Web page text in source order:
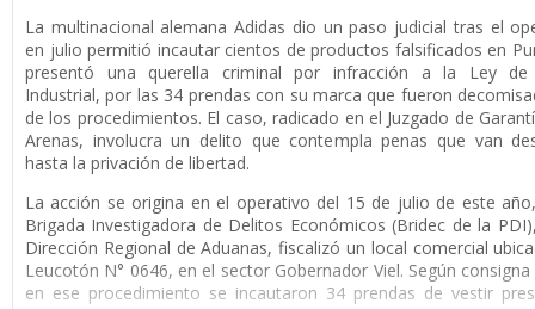
La multinacional alemana Adidas dio un paso judicial tras el
en julio permitió incautar cientos de productos falsificados en
presentó una querella criminal por infracción a la Ley de
Industrial, por las 34 prendas con su marca que fueron
de los procedimientos. El caso, radicado en el Juzgado de
Arenas, involucra un delito que contempla penas que van
hasta la privación de libertad.
La acción se origina en el operativo del 15 de julio de este
Brigada Investigadora de Delitos Económicos (Bridec de la
Dirección Regional de Aduanas, fiscalizó un local comercial
Leucotón N° 0646, en el sector Gobernador Viel. Según
en ese procedimiento se incautaron 34 prendas de vestir